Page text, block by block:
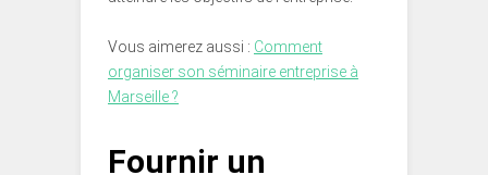
Vous aimerez aussi : Comment
organiser son séminaire entreprise à
Marseille ?
Fournir un